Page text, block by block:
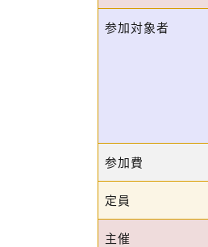
参加対象者
参加費
定員
主催